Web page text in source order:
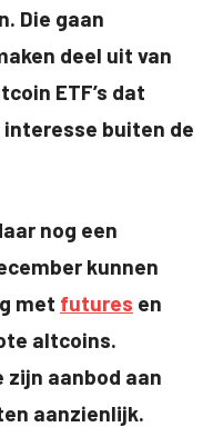
Die gaan
deel uit van
ETF’s dat
buiten de
nog een
kunnen
met futures en
altcoins.
zijn aanbod aan
aanzienlijk.